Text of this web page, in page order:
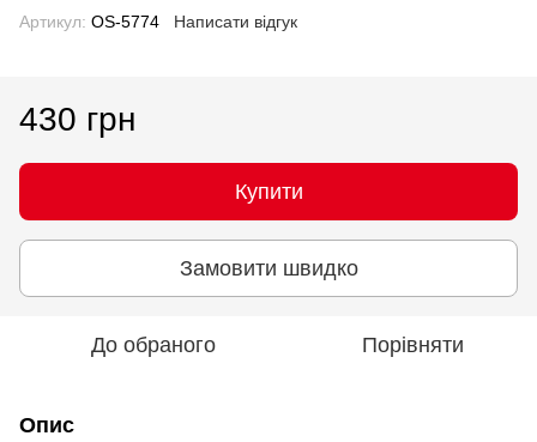
Артикул: OS-5774 Написати відгук
430 грн
Купити
Замовити швидко
До обраного Порівняти
Опис